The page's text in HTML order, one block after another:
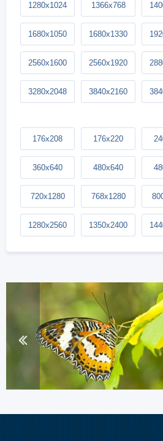
1280x1024 1366x768
1680x1050 1680x1330
2560x1600 2560x1920
3280x2048 3840x2160
176x208 176x220
360x640 480x640
720x1280 768x1280
1280x2560 1350x2400